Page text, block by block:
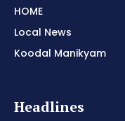
HOME
Local News
Koodal Manikyam
Headlines